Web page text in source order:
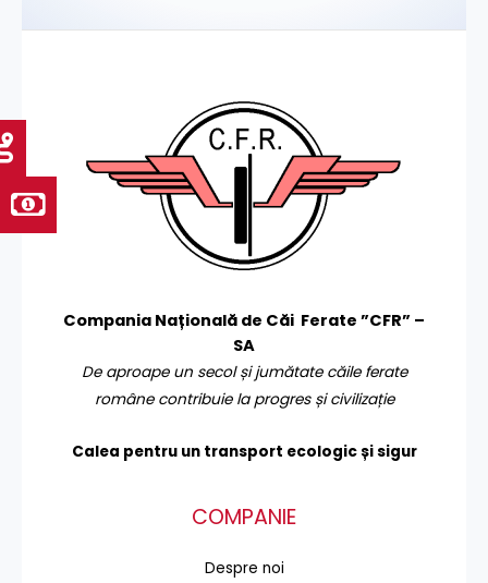
Compania Națională de Căi Ferate ”CFR” –
SA
De aproape un secol și jumătate căile ferate
române contribuie la progres și civilizație
Calea pentru un transport ecologic și sigur
COMPANIE
Despre noi